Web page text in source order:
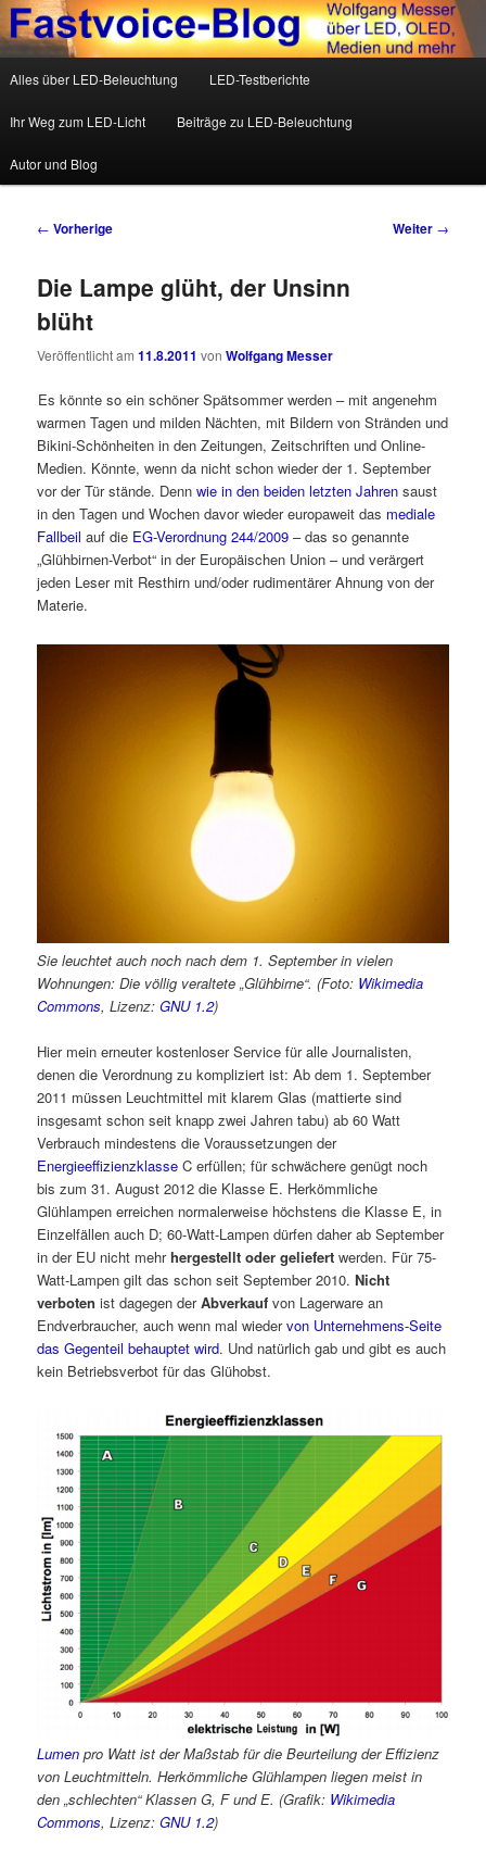
Fastvoice-Blog
Wolfgang Messer über LED, OLED, Medien und mehr
Zum Inhalt wechseln
Zum sekundären Inhalt wechseln
Alles über LED-Beleuchtung LED-Testberichte
Ihr Weg zum LED-Licht Beiträge zu LED-Beleuchtung
Autor und Blog
Beitrags-Navigation
← Vorherige Weiter →
Die Lampe glüht, der Unsinn
blüht
Veröffentlicht am11.8.2011 vonWolfgang Messer
Es könnte so ein schöner Spätsommer werden – mit angenehm
warmen Tagen und milden Nächten, mit Bildern von Stränden und
Bikini-Schönheiten in den Zeitungen, Zeitschriften und Online-
Medien. Könnte, wenn da nicht schon wieder der 1. September
vor der Tür stände. Dennwie in den beiden letzten Jahren saust
in den Tagen und Wochen davor wieder europaweit das mediale
Fallbeil auf die EG-Verordnung 244/2009 – das so genannte
„Glühbirnen-Verbot“ in der Europäischen Union – und verärgert
jeden Leser mit Resthirn und/oder rudimentärer Ahnung von der
Materie.
Sie leuchtet auch noch nach dem 1. September in vielen
Wohnungen: Die völlig veraltete „Glühbirne“. (Foto: Wikimedia
Commons, Lizenz:GNU 1.2)
Hier mein erneuter kostenloser Service für alle Journalisten,
denen die Verordnung zu kompliziert ist: Ab dem 1. September
2011 müssen Leuchtmittel mit klarem Glas (mattierte sind
insgesamt schon seit knapp zwei Jahren tabu) ab 60 Watt
Verbrauch mindestens die Voraussetzungen der
Energieeffizienzklasse C erfüllen; für schwächere genügt noch
bis zum 31. August 2012 die Klasse E. Herkömmliche
Glühlampen erreichen normalerweise höchstens die Klasse E, in
Einzelfällen auch D; 60-Watt-Lampen dürfen daher ab September
in der EU nicht mehrhergestellt oder geliefert werden. Für 75-
Watt-Lampen gilt das schon seit September 2010.Nicht
verboten ist dagegen derAbverkauf von Lagerware an
Endverbraucher, auch wenn mal wiedervon Unternehmens-Seite
das Gegenteil behauptet wird. Und natürlich gab und gibt es auch
kein Betriebsverbot für das Glühobst.
Lumen pro Watt ist der Maßstab für die Beurteilung der Effizienz
von Leuchtmitteln. Herkömmliche Glühlampen liegen meist in
den „schlechten“ Klassen G, F und E. (Grafik: Wikimedia
Commons, Lizenz:GNU 1.2)